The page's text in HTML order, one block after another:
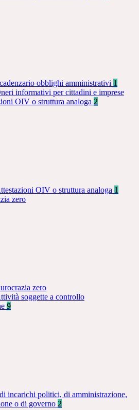
obblighi amministrativi 1
informativi per cittadini e imprese
OIV o struttura analoga 2
OIV o struttura analoga 1
zero
zero
soggette a controllo
9
incarichi politici, di amministrazione,
o di governo 2